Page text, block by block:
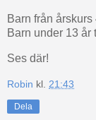
Barn från
Barn under 13 år
Ses där!
Robin kl. 21:43
Dela